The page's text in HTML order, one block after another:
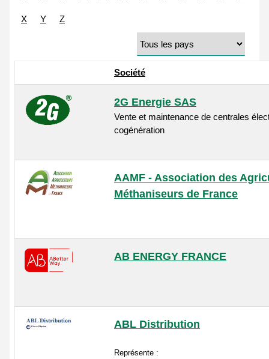
X Y Z
Société
2G Energie SAS
Vente et maintenance de centrales
cogénération
AAMF - Association des
Méthaniseurs de France
AB ENERGY FRANCE
ABL Distribution
Représente :